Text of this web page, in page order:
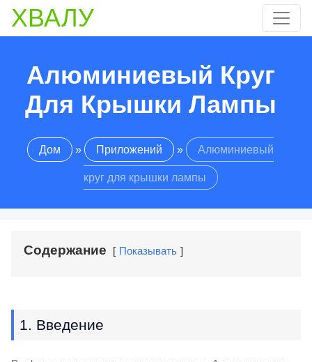
ХВАЛУ
Алюминиевый Круг
Для Крышки Лампы
Дом » Приложений » Алюминиевый
круг для крышки лампы
Содержание Показывать
1. Введение